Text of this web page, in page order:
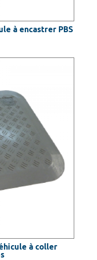
à encastrer PBS
à coller